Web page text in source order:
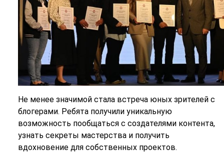
Не менее значимой стала встреча юных зрителей с
блогерами. Ребята получили уникальную
возможность пообщаться с создателями контента,
узнать секреты мастерства и получить
вдохновение для собственных проектов.